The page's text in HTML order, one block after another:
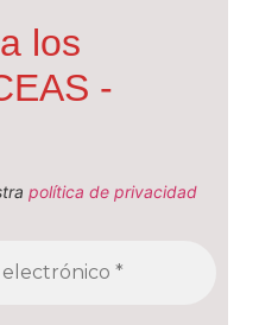
los
-
política de privacidad